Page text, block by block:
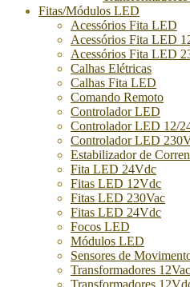
Fitas/Módulos LED
Acessórios Fita LED
Acessórios Fita LED
Acessórios Fita LED
Calhas Elétricas
Calhas Fita LED
Comando Remoto
Controlador LED
Controlador LED 12/
Controlador LED
Estabilizador de
Fita LED 24Vdc
Fitas LED 12Vdc
Fitas LED 230Vac
Fitas LED 24Vdc
Focos LED
Módulos LED
Sensores de
Transformadores 12Vac
Transformadores